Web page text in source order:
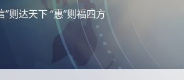
”则达天下 “惠”则福四方